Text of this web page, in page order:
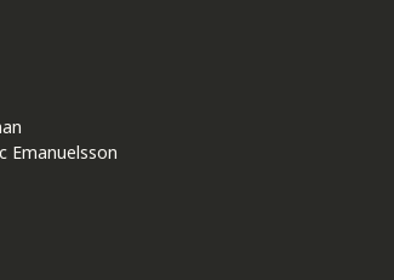
Emanuelsson